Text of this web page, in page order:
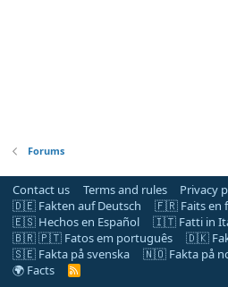
Forums
Contact us Terms and rules Privacy
🇩🇪 Fakten auf Deutsch
🇫🇷 Faits en
🇪🇸 Hechos en Español
🇮🇹 Fatti in
🇧🇷 🇵🇹 Fatos em português
🇩🇰
🇸🇪 Fakta på svenska
🇳🇴 Fakta på
🌍 Facts
R